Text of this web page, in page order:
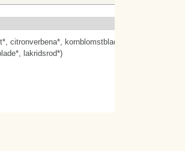
GAVEKORT
citronverbena*, kornblomstblade*, citronmelisse*,
lakridsrod*)